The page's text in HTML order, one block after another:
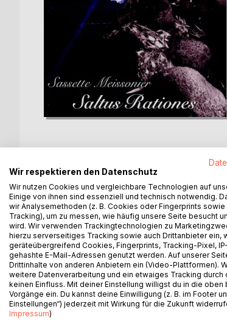
BESCHREIBUNG
Die irreale Welt um sie herum machte
Gefahr drohte. Ein in der Ferne
waren, gab es auch eine gute
Immer wieder hörten sie knackende
ob ...
Kaum sehen sich Lilly und Sœlve
Dimensionen...
AUTOR/IN
Wir respektieren den Datenschutz
Wir nutzen Cookies und vergleichbare Technologien auf
Einige von ihnen sind essenziell und technisch notwendig.
wir Analysemethoden (z. B. Cookies oder Fingerprints
Tracking), um zu messen, wie häufig unsere Seite besucht
wird. Wir verwenden Trackingtechnologien zu
hierzu serverseitiges Tracking sowie auch Drittanbieter ein,
geräteübergreifend Cookies, Fingerprints, Tracking-Pixel,
gehashte E-Mail-Adressen genutzt werden. Auf unserer
Drittinhalte von anderen Anbietern ein (Video-Plattformen).
weitere Datenverarbeitung und ein etwaiges Tracking durch
keinen Einfluss. Mit deiner Einstellung willigst du in die oben
Vorgänge ein. Du kannst deine Einwilligung (z. B. im Footer
Einstellungen“) jederzeit mit Wirkung für die Zukunft
Impressum)